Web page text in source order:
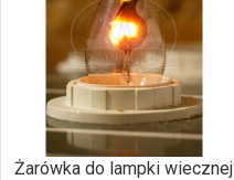
Żarówka do lampki wiecznej